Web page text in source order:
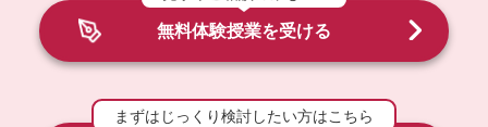
無料体験授業を受ける
まずはじっくり検討したい方はこちら